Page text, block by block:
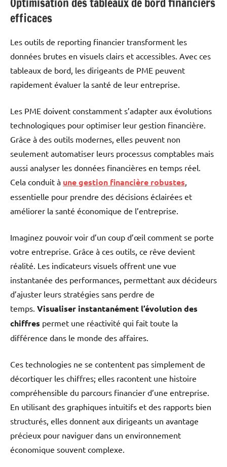
efficaces
Les outils de reporting financier transforment les
données brutes en visuels clairs et accessibles. Avec ces
tableaux de bord, les dirigeants de PME peuvent
rapidement évaluer la santé de leur entreprise.
Les PME doivent constamment s’adapter aux évolutions
technologiques pour optimiser leur gestion financière.
Grâce à des outils modernes, elles peuvent non
seulement automatiser leurs processus comptables mais
aussi analyser les données financières en temps réel.
Cela conduit à une gestion financière robustes
essentielle pour prendre des décisions éclairées et
améliorer la santé économique de l’entreprise.
Imaginez pouvoir voir d’un coup d’œil comment se porte
votre entreprise. Grâce à ces outils, ce rêve devient
réalité. Les indicateurs visuels offrent une vue
instantanée des performances, permettant aux décideurs
d’ajuster leurs stratégies sans perdre de
temps. Visualiser instantanément l’évolution des
chiffres permet une réactivité qui fait toute la
différence dans le monde des affaires.
Ces technologies ne se contentent pas simplement de
décortiquer les chiffres; elles racontent une histoire
compréhensible du parcours financier d’une entreprise.
En utilisant des graphiques intuitifs et des rapports bien
structurés, elles donnent aux dirigeants un avantage
précieux pour naviguer dans un environnement
économique souvent complexe.